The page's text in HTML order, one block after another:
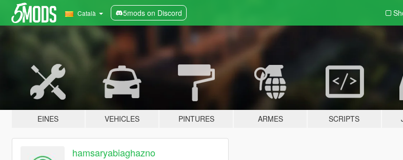
Català 5mods on Discord
EINES VEHICLES PINTURES ARMES SCRIPTS
hamsaryabiaghazno